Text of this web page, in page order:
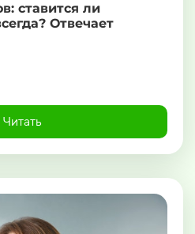
ставится ли
Отвечает
Читать